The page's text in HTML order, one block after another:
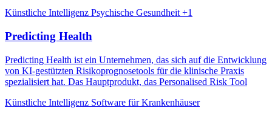
Künstliche Intelligenz Psychische Gesundheit +1
Predicting Health
Predicting Health ist ein Unternehmen, das sich auf die Entwicklung
von KI-gestützten Risikoprognosetools für die klinische Praxis
spezialisiert hat. Das Hauptprodukt, das Personalised Risk Tool
Künstliche Intelligenz Software für Krankenhäuser